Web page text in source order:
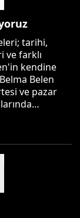
tarihi,
ve farklı
kendine
Belen
ve pazar